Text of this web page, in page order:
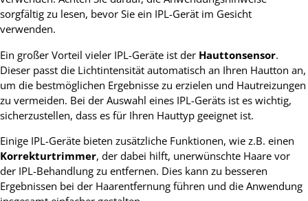
sorgfältig zu lesen, bevor Sie ein IPL-Gerät im Gesicht
verwenden.
Ein großer Vorteil vieler IPL-Geräte ist der Hauttonsensor.
Dieser passt die Lichtintensität automatisch an Ihren Hautton an,
um die bestmöglichen Ergebnisse zu erzielen und Hautreizungen
zu vermeiden. Bei der Auswahl eines IPL-Geräts ist es wichtig,
sicherzustellen, dass es für Ihren Hauttyp geeignet ist.
Einige IPL-Geräte bieten zusätzliche Funktionen, wie z.B. einen
Korrekturtrimmer, der dabei hilft, unerwünschte Haare vor
der IPL-Behandlung zu entfernen. Dies kann zu besseren
Ergebnissen bei der Haarentfernung führen und die Anwendung